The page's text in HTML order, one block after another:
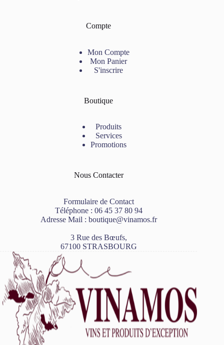
Compte
Mon Compte
Mon Panier
S'inscrire
Boutique
Produits
Services
Promotions
Nous Contacter
Formulaire de Contact
Téléphone : 06 45 37 80 94
Adresse Mail : boutique@vinamos.fr
3 Rue des Bœufs,
67100 STRASBOURG